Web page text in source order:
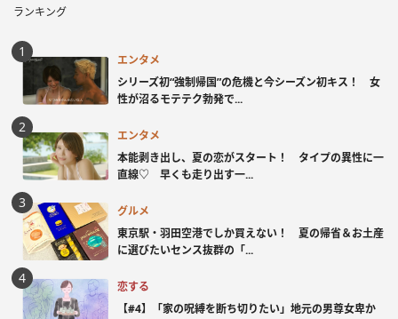
ランキング
エンタメ
シリーズ初“強制帰国”の危機と今シーズン初キス！ 女
性が沼るモテテク勃発で...
エンタメ
本能剥き出し、夏の恋がスタート！ タイプの異性に一
直線♡ 早くも走り出す一...
グルメ
東京駅・羽田空港でしか買えない！ 夏の帰省＆お土産
に選びたいセンス抜群の「...
恋する
【#4】「家の呪縛を断ち切りたい」地元の男尊女卑か